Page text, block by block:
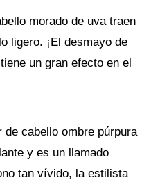
morado de uva traen
ligero. ¡El desmayo de
un gran efecto en el
de cabello ombre púrpura
y es un llamado
tan vívido, la estilista